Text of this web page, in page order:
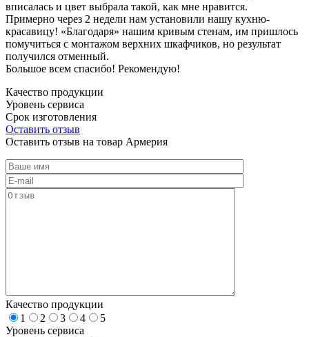
вписалась и цвет выбрала такой, как мне нравится.
Примерно через 2 недели нам установили нашу кухню-
красавицу! «Благодаря» нашим кривым стенам, им пришлось
помучиться с монтажом верхних шкафчиков, но результат
получился отменный.
Большое всем спасибо! Рекомендую!
Качество продукции
Уровень сервиса
Срок изготовления
Оставить отзыв
Оставить отзыв на товар Армерия
Качество продукции
1
2 3 4
5
Уровень сервиса